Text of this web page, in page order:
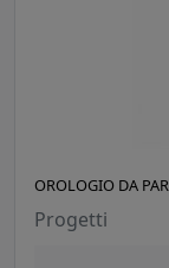
OROLOGIO DA
Progetti